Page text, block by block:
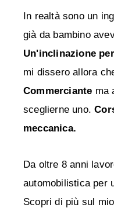
In realtà sono un
già da bambino
Un'inclinazione
mi dissero allora
Commerciante ma
sceglierne uno.
meccanica.
Da oltre 8 anni
automobilistica per
Scopri di più sul mio